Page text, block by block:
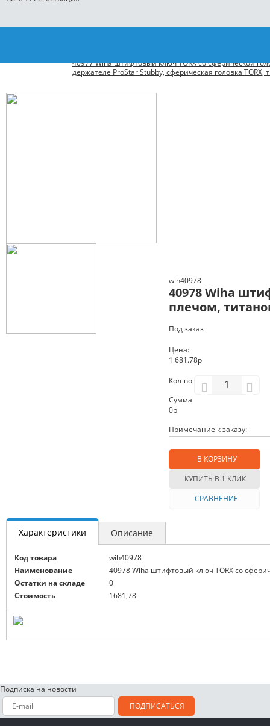
40977 Wiha штифтовый ключ TORX со сферической
держателе ProStar Stubby, сферическая головка
wih40978
40978 Wiha
плечом,
Под заказ
Цена:
1 681.78р
Кол-во
Сумма
0р
Примечание к заказу:
В КОРЗИНУ
КУПИТЬ В 1 КЛИК
СРАВНЕНИЕ
Характеристики Описание
Код товара
wih40978
Наименование
40978 Wiha штифтовый ключ TORX со
Остатки на складе
0
Стоимость
1681,78
Подписка на новости
ПОДПИСАТЬСЯ